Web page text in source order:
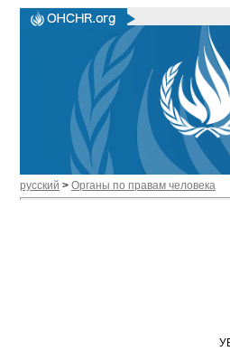
русский > Органы по правам человека